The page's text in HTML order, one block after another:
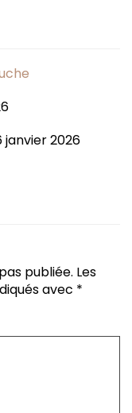
janvier 2026
publiée. Les
avec *